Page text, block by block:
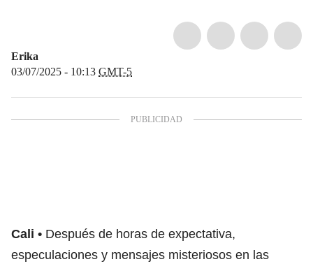
Erika
03/07/2025 - 10:13 GMT-5
Cali
Después de horas de expectativa,
especulaciones y mensajes misteriosos en las